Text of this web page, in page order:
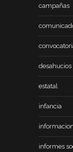
campañas
desahucios
estatal
infancia
informacion
informes